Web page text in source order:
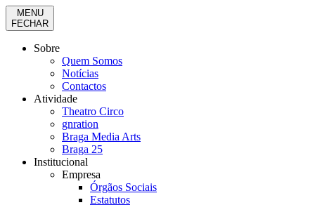
MENU
FECHAR
Sobre
Quem Somos
Notícias
Contactos
Atividade
Theatro Circo
gnration
Braga Media Arts
Braga 25
Institucional
Empresa
Órgãos Sociais
Estatutos